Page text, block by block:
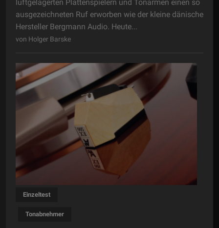
luftgelagerten Plattenspielern und Tonarmen einen so
ausgezeichneten Ruf erworben wie der kleine dänische
Hersteller Bergmann Audio. Heute...
von Holger Barske
Einzeltest
Tonabnehmer